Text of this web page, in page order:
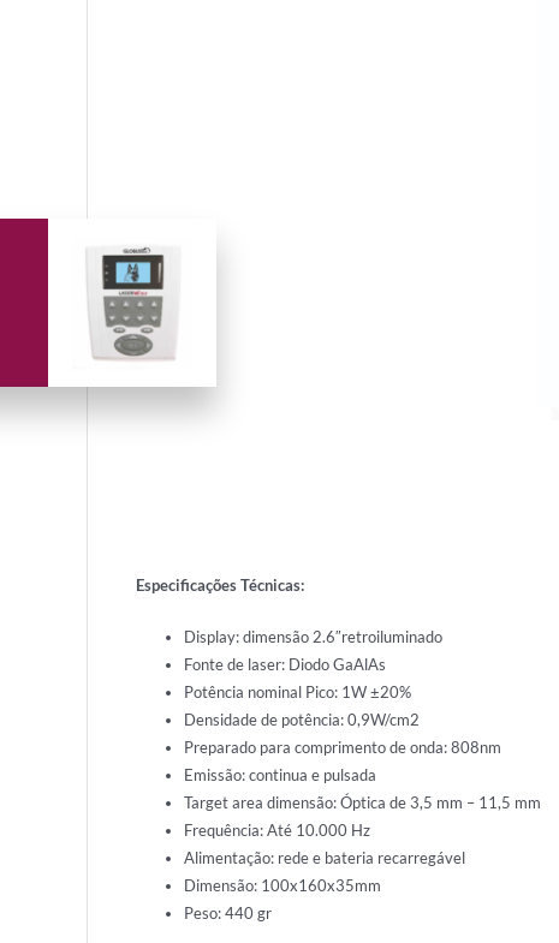
Especificações Técnicas:
Display: dimensão 2.6″retroiluminado
Fonte de laser: Diodo GaAlAs
Potência nominal Pico: 1W ±20%
Densidade de potência: 0,9W/cm2
Preparado para comprimento de onda: 808nm
Emissão: continua e pulsada
Target area dimensão: Óptica de 3,5 mm – 11,5 mm
Frequência: Até 10.000 Hz
Alimentação: rede e bateria recarregável
Dimensão: 100x160x35mm
Peso: 440 gr